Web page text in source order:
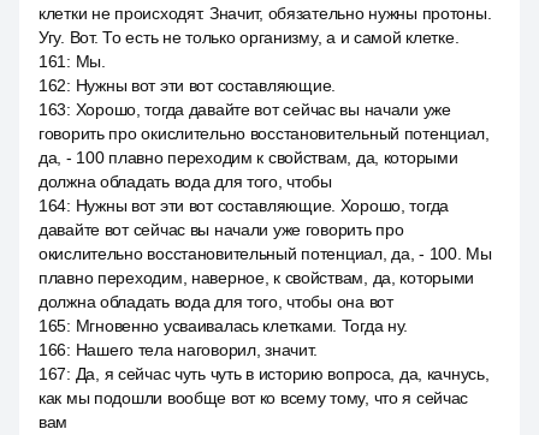
клетки не происходят. Значит, обязательно нужны протоны.
Угу. Вот. То есть не только организму, а и самой клетке.
161 : Мы.
162: Нужны вот эти вот составляющие.
163: Хорошо, тогда давайте вот сейчас вы начали уже
говорить про окислительно восстановительный потенциал,
да, - 100 плавно переходим к свойствам, да, которыми
должна обладать вода для того, чтобы
164: Нужны вот эти вот составляющие. Хорошо, тогда
давайте вот сейчас вы начали уже говорить про
окислительно восстановительный потенциал, да, - 100. Мы
плавно переходим, наверное, к свойствам, да, которыми
должна обладать вода для того, чтобы она вот
165: Мгновенно усваивалась клетками. Тогда ну.
166: Нашего тела наговорил, значит.
167: Да, я сейчас чуть чуть в историю вопроса, да, качнусь,
как мы подошли вообще вот ко всему тому, что я сейчас
вам